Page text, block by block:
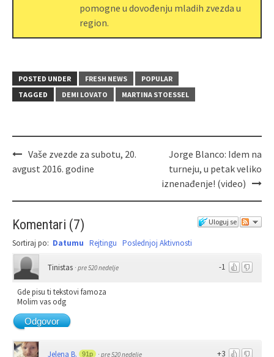
pomogne u dovođenju mladih zvezda u
region.
POSTED UNDER FRESH NEWS
POPULAR
TAGGED
DEMI LOVATO MARTINA STOESSEL
Vaše zvezde za subotu, 20.
avgust 2016. godine
Jorge Blanco: Idem na
turneju, u petak veliko
iznenađenje! (video)
Uloguj se
Komentari (7)
Sortiraj po: Datumu Rejtingu Poslednjoj Aktivnosti
-1
Tinistas · pre 520 nedelje
Gde pisu ti tekstovi famoza
Molim vas odg
Odgovor
+3
Jelena B. 91p · pre 520 nedelje